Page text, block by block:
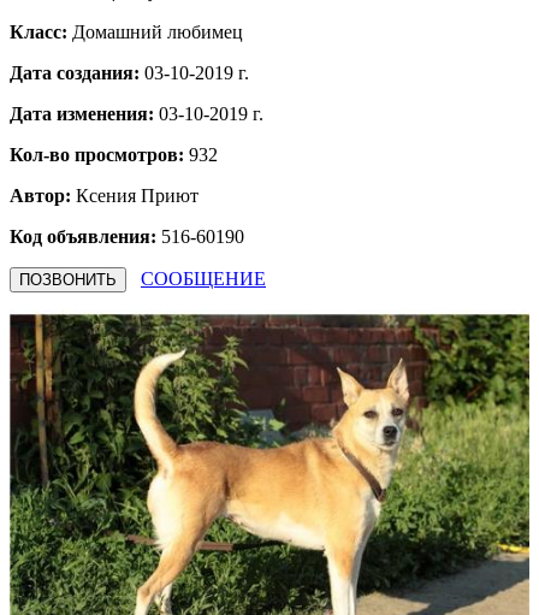
Класс: Домашний любимец
Дата создания: 03-10-2019 г.
Дата изменения: 03-10-2019 г.
Кол-во просмотров: 932
Автор: Ксения Приют
Код объявления: 516-60190
ПОЗВОНИТЬ СООБЩЕНИЕ